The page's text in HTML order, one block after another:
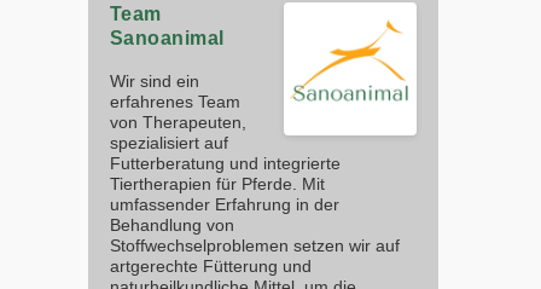
Team
Sanoanimal
Wir sind ein
erfahrenes Team
von Therapeuten,
spezialisiert auf
Futterberatung und integrierte
Tiertherapien für Pferde. Mit
umfassender Erfahrung in der
Behandlung von
Stoffwechselproblemen setzen wir auf
artgerechte Fütterung und